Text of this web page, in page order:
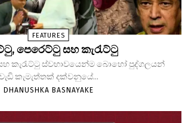
FEATURES
පෙරෙට්ටු සහ කැරැට්ටු
කැරැට්ටු ස්වභාවයෙන්ම බොහෝ පුද්ගලයන්
කැමැත්තක් දක්වනුයේ...
DHANUSHKA BASNAYAKE